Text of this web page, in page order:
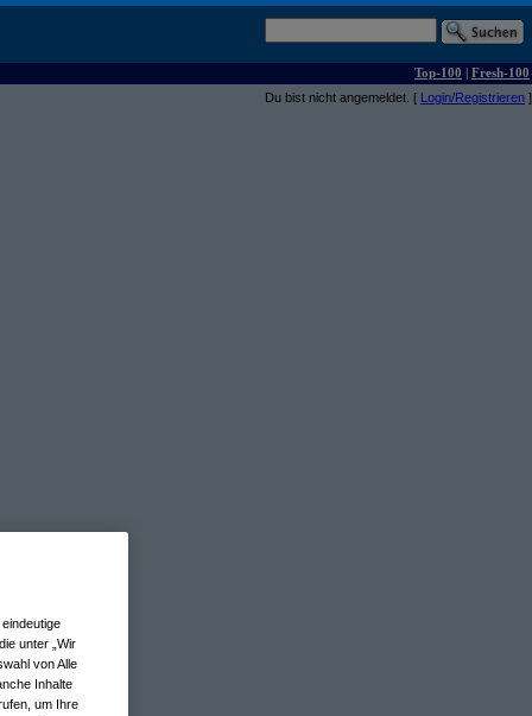
Top-100 | Fresh-100
Du bist nicht angemeldet. [ Login/Registrieren ]
unter „Wir
von Alle
Inhalte
um Ihre